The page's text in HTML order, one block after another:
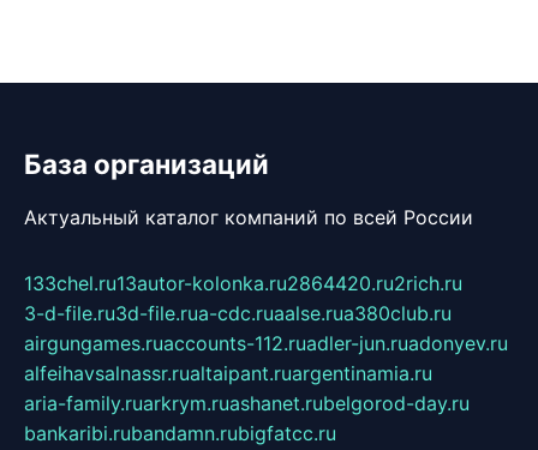
База организаций
Актуальный каталог компаний по всей России
133chel.ru13autor-kolonka.ru2864420.ru2rich.ru
3-d-file.ru3d-file.rua-cdc.ruaalse.rua380club.ru
airgungames.ruaccounts-112.ruadler-jun.ruadonyev.ru
alfeihavsalnassr.rualtaipant.ruargentinamia.ru
aria-family.ruarkrym.ruashanet.rubelgorod-day.ru
bankaribi.rubandamn.rubigfatcc.ru